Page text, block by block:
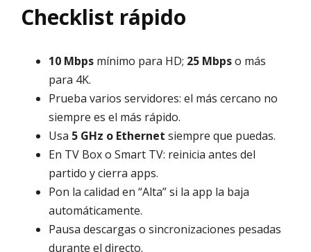
Checklist rápido
10 Mbps mínimo para HD; 25 Mbpso más
para 4K.
Prueba varios servidores: el más cercano no
siempre es el más rápido.
Usa 5 GHz o Ethernet siempre que puedas.
En TV Box o Smart TV: reinicia antes del
partido y cierra apps.
Pon la calidad en “Alta” si la app la baja
automáticamente.
Pausa descargas o sincronizaciones pesadas
durante el directo.